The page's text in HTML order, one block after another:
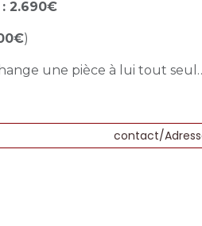
2.690€
)
une pièce à lui tout
contact/